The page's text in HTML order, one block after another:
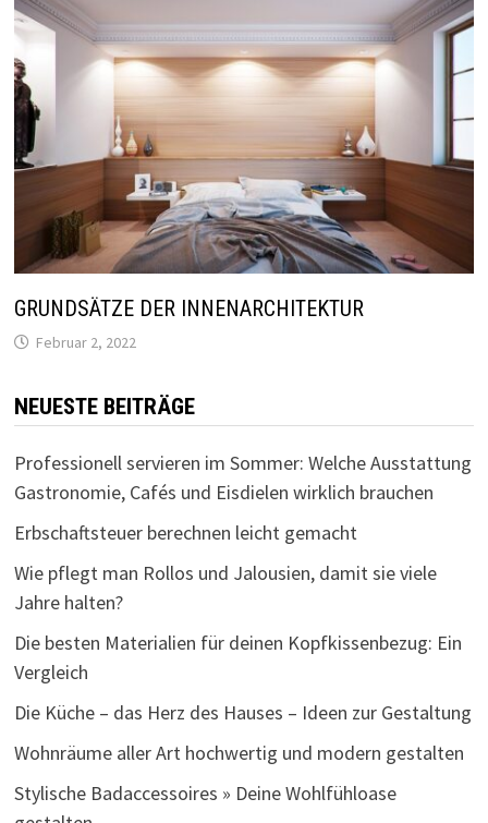
GRUNDSÄTZE DER INNENARCHITEKTUR
Februar 2, 2022
NEUESTE BEITRÄGE
Professionell servieren im Sommer: Welche Ausstattung
Gastronomie, Cafés und Eisdielen wirklich brauchen
Erbschaftsteuer berechnen leicht gemacht
Wie pflegt man Rollos und Jalousien, damit sie viele
Jahre halten?
Die besten Materialien für deinen Kopfkissenbezug: Ein
Vergleich
Die Küche – das Herz des Hauses – Ideen zur Gestaltung
Wohnräume aller Art hochwertig und modern gestalten
Stylische Badaccessoires » Deine Wohlfühloase